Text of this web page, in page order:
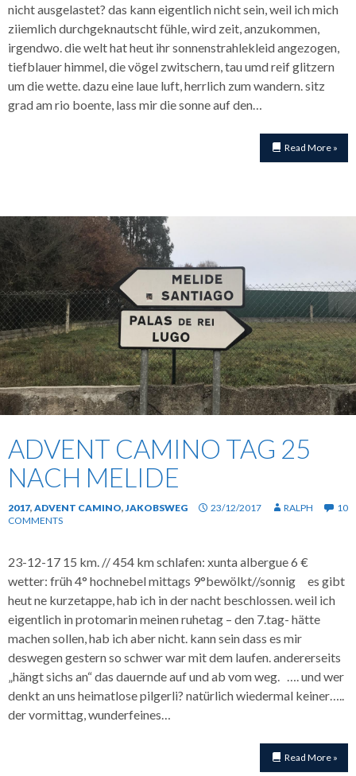
nicht ausgelastet? das kann eigentlich nicht sein, weil ich mich
ziiemlich durchgeknautscht fühle, wird zeit, anzukommen,
irgendwo. die welt hat heut ihr sonnenstrahlekleid angezogen,
tiefblauer himmel, die vögel zwitschern, tau umd reif glitzern
um die wette. dazu eine laue luft, herrlich zum wandern. sitz
grad am rio boente, lass mir die sonne auf den…
Read More »
ADVENT CAMINO TAG 25
NACH MELIDE
2017, ADVENT CAMINO, JAKOBSWEG 23/12/2017 RALPH
10
COMMENTS
23-12-17 15 km. // 454 km schlafen: xunta albergue 6 €
wetter: früh 4° hochnebel mittags 9°bewölkt//sonnig es gibt
heut ne kurzetappe, hab ich in der nacht beschlossen. weil ich
eigentlich in protomarin meinen ruhetag – den 7.tag- hätte
machen sollen, hab ich aber nicht. kann sein dass es mir
deswegen gestern so schwer war mit dem laufen. andererseits
„hängt sichs an“ das dauernde auf und ab vom weg. …. und wer
denkt an uns heimatlose pilgerli? natürlich wiedermal keiner…..
der vormittag, wunderfeines…
Read More »